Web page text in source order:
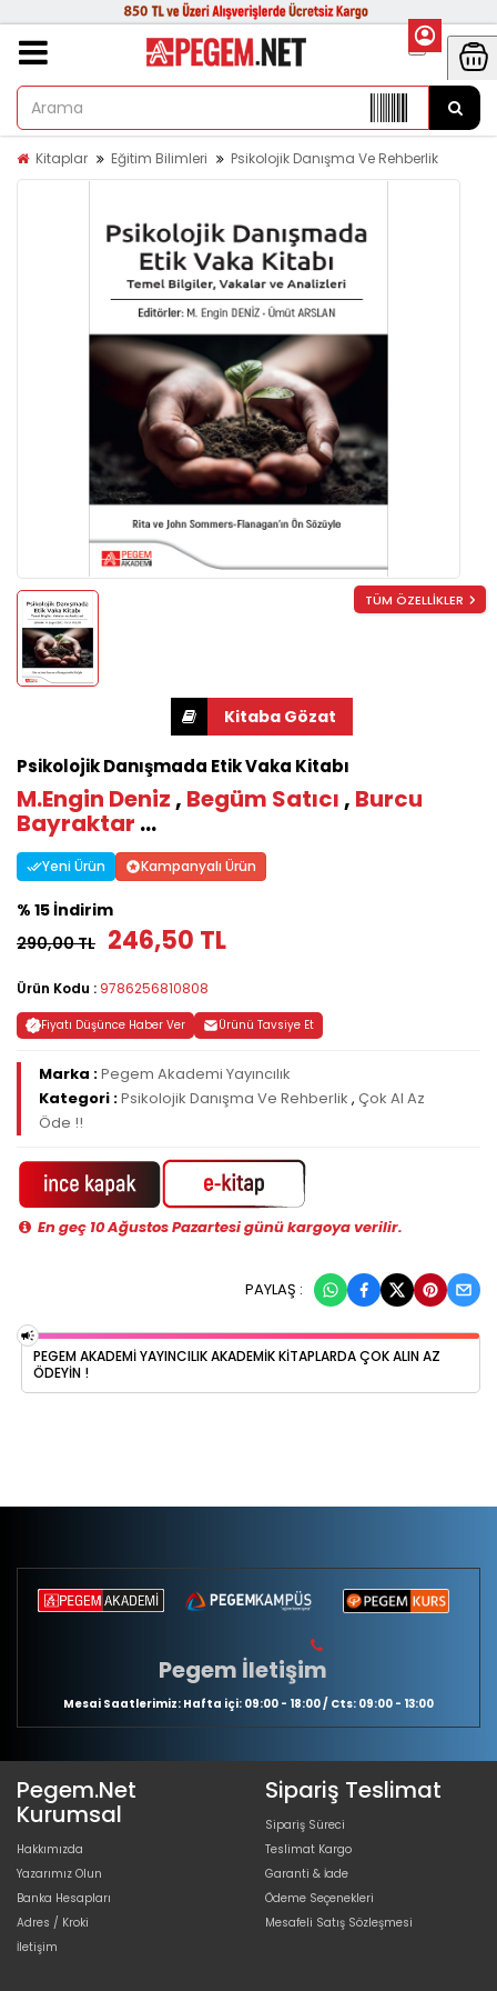
Kitaplar Eğitim Bilimleri Psikolojik Danışma Ve Rehberlik
TÜM ÖZELLİKLER
Psikolojik Danışmada Etik Vaka Kitabı
M.Engin Deniz , Begüm Satıcı , Burcu
Bayraktar ...
Yeni Ürün Kampanyalı Ürün
% 15 İndirim
290,00 TL 246,50 TL
Ürün Kodu : 9786256810808
Fiyatı Düşünce Haber Ver Ürünü Tavsiye Et
Marka :Pegem Akademi Yayıncılık
Kategori :Psikolojik Danışma Ve Rehberlik , Çok Al Az
Öde !!
En geç 10 Ağustos Pazartesi günü kargoya verilir.
PAYLAŞ :
PEGEM AKADEMI YAYINCILIK AKADEMIK KITAPLARDA ÇOK ALIN AZ
ÖDEYIN !
Pegem İletişim
Mesai Saatlerimiz: Hafta içi: 09:00 - 18:00 / Cts: 09:00 - 13:00
Pegem.Net
Kurumsal
Hakkımızda
Yazarımız Olun
Banka Hesapları
Adres / Kroki
İletişim
Sipariş Teslimat
Sipariş Süreci
Teslimat Kargo
Garanti & İade
Ödeme Seçenekleri
Mesafeli Satış Sözleşmesi